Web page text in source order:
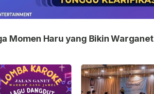
Momen Haru yang Bikin Warganet